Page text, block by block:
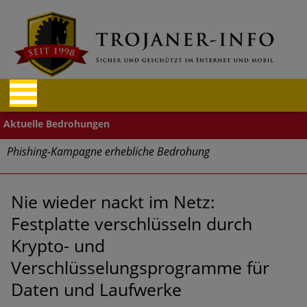
Phishing-Kampagne erhebliche Bedrohung
Welle an Social-Engineering-Betrugsmaschen und
Identitätsdiebstahl
Exponentiell wachsende Risiken, eine immer
unübersichtlichere Cyber-Bedrohungslage – was CISOs jetzt
für mehr Cyber-Resilienz tun können
Nie wieder nackt im Netz:
Festplatte verschlüsseln durch
Krypto- und
Verschlüsselungsprogramme für
Daten und Laufwerke